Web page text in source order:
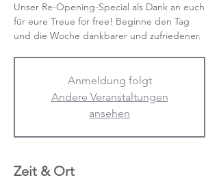
Unser Re-Opening-Special als Dank an euch
für eure Treue for free! Beginne den Tag
und die Woche dankbarer und zufriedener.
Anmeldung folgt
Andere Veranstaltungen
ansehen
Zeit & Ort